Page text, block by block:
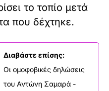
το τοπίο μετά
που δέχτηκε.
Διαβάστε επίσης:
Οι ομοφοβικές δηλώσεις
του Αντώνη Σαμαρά -